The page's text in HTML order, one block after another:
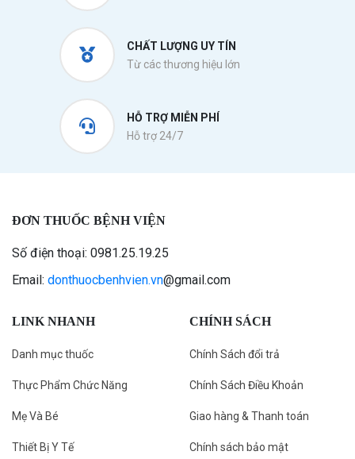
CHẤT LƯỢNG UY TÍN
Từ các thương hiệu lớn
HỖ TRỢ MIỄN PHÍ
Hỗ trợ 24/7
ĐƠN THUỐC BỆNH VIỆN
Số điện thoại: 0981.25.19.25
Email: donthuocbenhvien.vn@gmail.com
LINK NHANH
Danh mục thuốc
Thực Phẩm Chức Năng
Mẹ Và Bé
Thiết Bị Y Tế
CHÍNH SÁCH
Chính Sách đổi trả
Chính Sách Điều Khoản
Giao hàng & Thanh toán
Chính sách bảo mật